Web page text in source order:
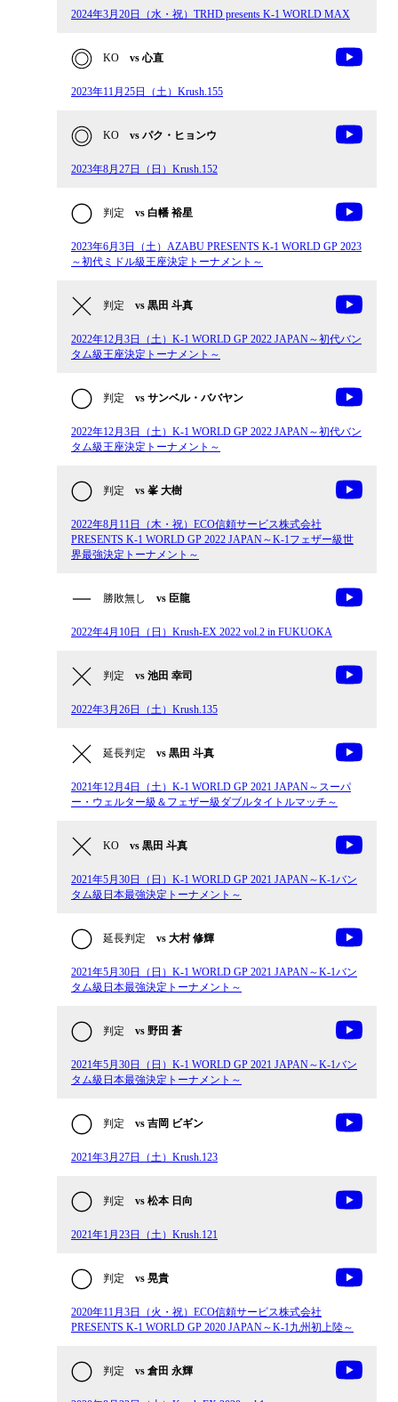
2024年3月20日（水・祝）TRHD presents K-1 WORLD MAX
KO vs 心直
2023年11月25日（土）Krush.155
KO vs パク・ヒョンウ
2023年8月27日（日）Krush.152
判定 vs 白幡 裕星
2023年6月3日（土）AZABU PRESENTS K-1 WORLD GP 2023
～初代ミドル級王座決定トーナメント～
判定 vs 黒田 斗真
2022年12月3日（土）K-1 WORLD GP 2022 JAPAN～初代バン
タム級王座決定トーナメント～
判定 vs サンベル・ババヤン
2022年12月3日（土）K-1 WORLD GP 2022 JAPAN～初代バン
タム級王座決定トーナメント～
判定 vs 峯 大樹
2022年8月11日（木・祝）ECO信頼サービス株式会社
PRESENTS K-1 WORLD GP 2022 JAPAN～K-1フェザー級世
界最強決定トーナメント～
勝敗無し vs 臣龍
2022年4月10日（日）Krush-EX 2022 vol.2 in FUKUOKA
判定 vs 池田 幸司
2022年3月26日（土）Krush.135
延長判定 vs 黒田 斗真
2021年12月4日（土）K-1 WORLD GP 2021 JAPAN～スーパ
ー・ウェルター級＆フェザー級ダブルタイトルマッチ～
KO vs 黒田 斗真
2021年5月30日（日）K-1 WORLD GP 2021 JAPAN～K-1バン
タム級日本最強決定トーナメント～
延長判定 vs 大村 修輝
2021年5月30日（日）K-1 WORLD GP 2021 JAPAN～K-1バン
タム級日本最強決定トーナメント～
判定 vs 野田 蒼
2021年5月30日（日）K-1 WORLD GP 2021 JAPAN～K-1バン
タム級日本最強決定トーナメント～
判定 vs 吉岡 ビギン
2021年3月27日（土）Krush.123
判定 vs 松本 日向
2021年1月23日（土）Krush.121
判定 vs 晃貴
2020年11月3日（火・祝）ECO信頼サービス株式会社
PRESENTS K-1 WORLD GP 2020 JAPAN～K-1九州初上陸～
判定 vs 倉田 永輝